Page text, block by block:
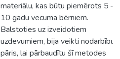
materiālu, kas būtu piemērots 5 –
10 gadu vecuma bērniem.
Balstoties uz izveidotiem
uzdevumiem, bija veikti nodarbību
pāris, lai pārbaudītu šī metodes